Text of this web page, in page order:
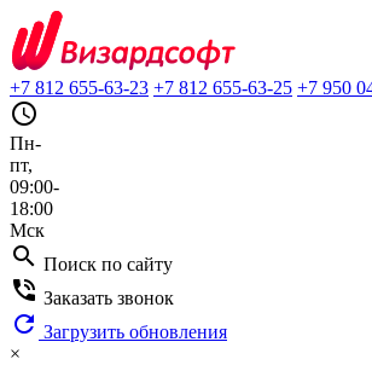
+7 812 655-63-23 +7 812 655-63-25 +7 950
query_builder
Пн-
пт,
09:00-
18:00
Мск
search Поиск по сайту
phone_in_talk Заказать звонок
refresh Загрузить обновления
×